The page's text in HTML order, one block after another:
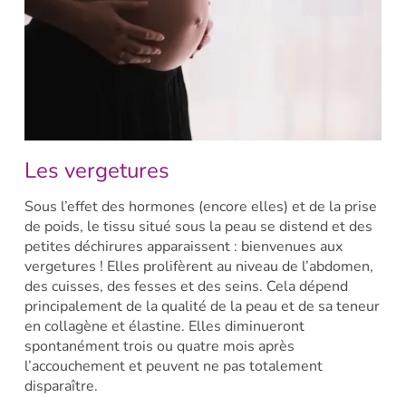
Les vergetures
Sous l’effet des hormones (encore elles) et de la prise
de poids, le tissu situé sous la peau se distend et des
petites déchirures apparaissent : bienvenues aux
vergetures ! Elles prolifèrent au niveau de l’abdomen,
des cuisses, des fesses et des seins. Cela dépend
principalement de la qualité de la peau et de sa teneur
en collagène et élastine. Elles diminueront
spontanément trois ou quatre mois après
l’accouchement et peuvent ne pas totalement
disparaître.